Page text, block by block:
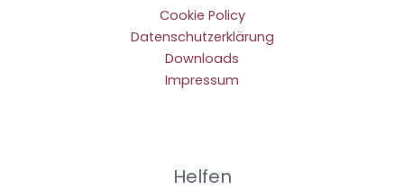
Cookie Policy
Datenschutzerklärung
Downloads
Impressum
Helfen